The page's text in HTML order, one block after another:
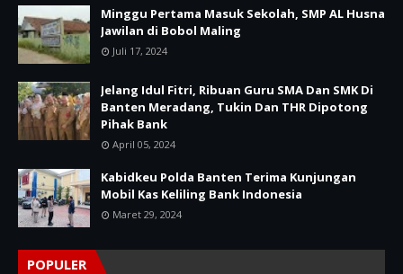
Minggu Pertama Masuk Sekolah, SMP AL Husna
Jawilan di Bobol Maling
Juli 17, 2024
Jelang Idul Fitri, Ribuan Guru SMA Dan SMK Di
Banten Meradang, Tukin Dan THR Dipotong
Pihak Bank
April 05, 2024
Kabidkeu Polda Banten Terima Kunjungan
Mobil Kas Keliling Bank Indonesia
Maret 29, 2024
POPULER